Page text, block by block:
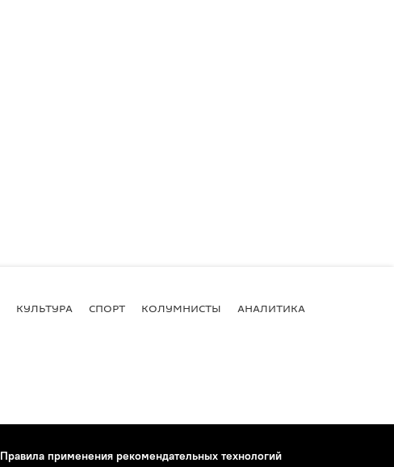
КУЛЬТУРА СПОРТ КОЛУМНИСТЫ АНАЛИТИКА
Правила применения рекомендательных технологий